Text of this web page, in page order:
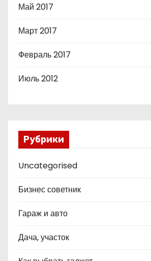
Май 2017
Март 2017
Февраль 2017
Июль 2012
Рубрики
Uncategorised
Бизнес советник
Гараж и авто
Дача, участок